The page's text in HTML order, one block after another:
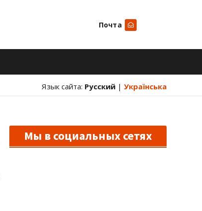
Почта
Язык сайта: Русский | Українська
Мы в социальных сетях